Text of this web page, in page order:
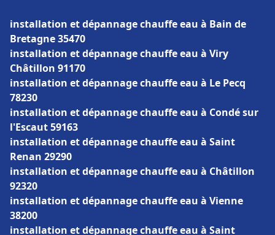
installation et dépannage chauffe eau à Bain de
Bretagne 35470
installation et dépannage chauffe eau à Viry
Châtillon 91170
installation et dépannage chauffe eau à Le Pecq
78230
installation et dépannage chauffe eau à Condé sur
l'Escaut 59163
installation et dépannage chauffe eau à Saint
Renan 29290
installation et dépannage chauffe eau à Châtillon
92320
installation et dépannage chauffe eau à Vienne
38200
installation et dépannage chauffe eau à Saint